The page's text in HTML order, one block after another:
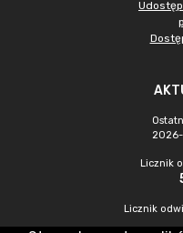
2026-
Licznik
Licznik